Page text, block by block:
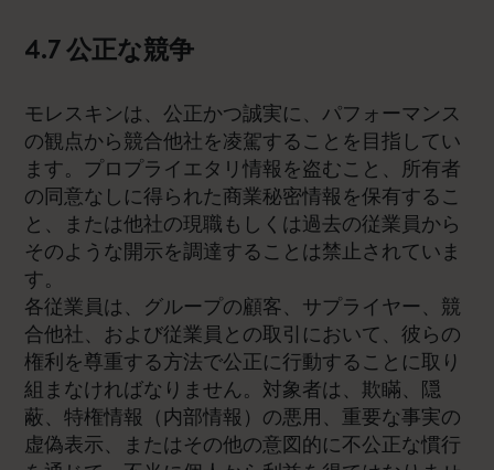
4.7 公正な競争
モレスキンは、公正かつ誠実に、パフォーマンス
の観点から競合他社を凌駕することを目指してい
ます。プロプライエタリ情報を盗むこと、所有者
の同意なしに得られた商業秘密情報を保有するこ
と、または他社の現職もしくは過去の従業員から
そのような開示を調達することは禁止されていま
す。
各従業員は、グループの顧客、サプライヤー、競
合他社、および従業員との取引において、彼らの
権利を尊重する方法で公正に行動することに取り
組まなければなりません。対象者は、欺瞞、隠
蔽、特権情報（内部情報）の悪用、重要な事実の
虚偽表示、またはその他の意図的に不公正な慣行